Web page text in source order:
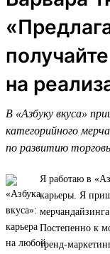
на
В «Азбуку вкуса»
категорийного
по развитию
Я работаю в
карьеры. Я
Постепенно к
тренд-